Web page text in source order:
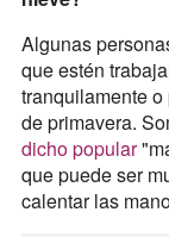
Algunas
que estén
tranquilamente
de primavera.
dicho popular
que puede ser
calentar las